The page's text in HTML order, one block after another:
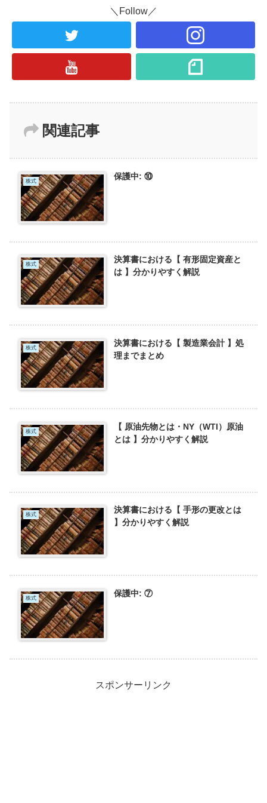
＼Follow／
関連記事
株式 保護中: ⑩
株式
決算書における【 有形固定資産と
は 】分かりやすく解説
株式
決算書における【 製造業会計 】処
理までまとめ
株式
【 原油先物とは・NY（WTI）原油
とは 】分かりやすく解説
株式
決算書における【 手形の更改とは
】分かりやすく解説
株式 保護中: ⑦
スポンサーリンク